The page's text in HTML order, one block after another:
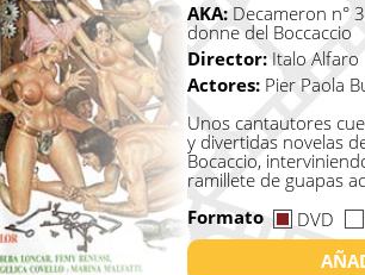
AKA: Decameron n°
donne del Boccaccio
Director:Italo Alfaro
Actores: Pier Paola
Unos cantautores
y divertidas novelas
Bocaccio,
ramillete de guapas
Formato
DVD